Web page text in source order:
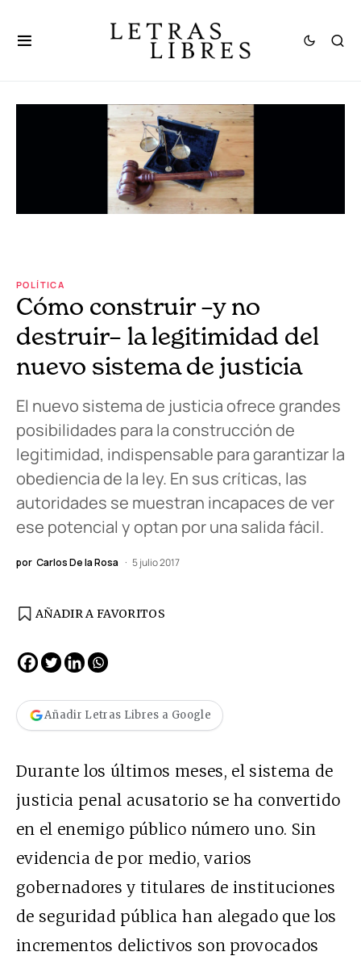
POLÍTICA
Cómo construir –y no
destruir– la legitimidad del
nuevo sistema de justicia
El nuevo sistema de justicia ofrece grandes
posibilidades para la construcción de
legitimidad, indispensable para garantizar la
obediencia de la ley. En sus críticas, las
autoridades se muestran incapaces de ver
ese potencial y optan por una salida fácil.
por Carlos De la Rosa 5 julio 2017
AÑADIR A FAVORITOS
Añadir Letras Libres a Google
Durante los últimos meses, el sistema de
justicia penal acusatorio se ha convertido
en el enemigo público número uno. Sin
evidencia de por medio, varios
gobernadores y titulares de instituciones
de seguridad públicahan alegadoque los
incrementos delictivos son provocados